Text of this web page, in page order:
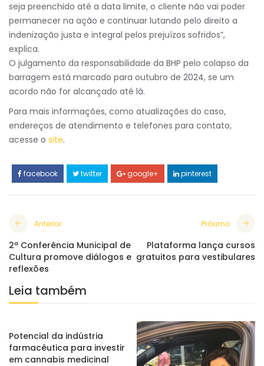
seja preenchido até a data limite, o cliente não vai poder
permanecer na ação e continuar lutando pelo direito a
indenização justa e integral pelos prejuízos sofridos”,
explica.
O julgamento da responsabilidade da BHP pelo colapso da
barragem está marcado para outubro de 2024, se um
acordo não for alcançado até lá.
Para mais informações, como atualizações do caso,
endereços de atendimento e telefones para contato,
acesse o site.
facebook twitter google+ pinterest
Anterior
2ª Conferência Municipal de
Cultura promove diálogos e
reflexões
Próximo
Plataforma lança cursos
gratuitos para vestibulares
Leia também
Potencial da indústria
farmacêutica para investir
em cannabis medicinal